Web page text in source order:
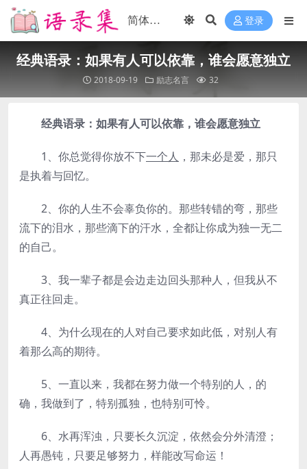
登录
经典语录：如果有人可以依靠，谁会愿意独立
2018-09-19 励志名言 32
经典语录：如果有人可以依靠，谁会愿意独立
1、你总觉得你放不下一个人 ，那未必是爱，那只
是执着与回忆。
2、你的人生不会辜负你的。那些转错的弯，那些
流下的泪水，那些滴下的汗水，全都让你成为独一无二
的自己。
3、我一辈子都是会边走边回头那种人，但我从不
真正往回走。
4、为什么现在的人对自己要求如此低，对别人有
着那么高的期待。
5、一直以来，我都在努力做一个特别的人，的
确，我做到了，特别孤独，也特别可怜。
6、水再浑浊，只要长久沉淀，依然会分外清澄；
人再愚钝，只要足够努力，样能改写命运！